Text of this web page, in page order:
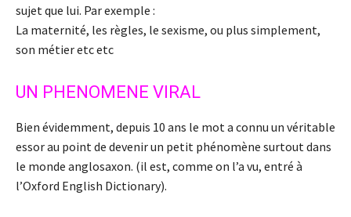
sujet que lui. Par exemple :
La maternité, les règles, le sexisme, ou plus simplement,
son métier etc etc
UN PHENOMENE VIRAL
Bien évidemment, depuis 10 ans le mot a connu un véritable
essor au point de devenir un petit phénomène surtout dans
le monde anglosaxon. (il est, comme on l’a vu, entré à
l’Oxford English Dictionary).